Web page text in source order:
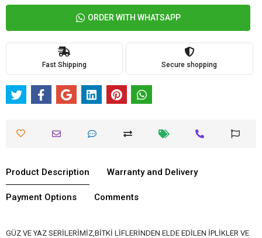
ORDER WITH WHATSAPP
Fast Shipping Secure shopping
Product Description Warranty and Delivery
Payment Options Comments
GÜZ VE YAZ SERİLERİMİZ,BİTKİ LİFLERİNDEN ELDE EDİLEN İPLİKLER VE